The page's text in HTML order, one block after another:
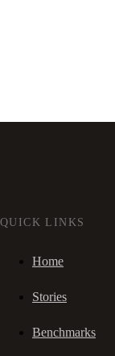
QUICK LINKS
Home
Stories
Benchmarks